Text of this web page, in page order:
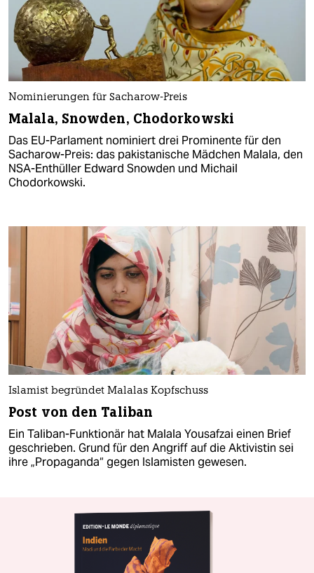
Nominierungen für Sacharow-Preis
Malala, Snowden, Chodorkowski
Das EU-Parlament nominiert drei Prominente für den
Sacharow-Preis: das pakistanische Mädchen Malala, den
NSA-Enthüller Edward Snowden und Michail
Chodorkowski.
Islamist begründet Malalas Kopfschuss
Post von den Taliban
Ein Taliban-Funktionär hat Malala Yousafzai einen Brief
geschrieben. Grund für den Angriff auf die Aktivistin sei
ihre „Propaganda“ gegen Islamisten gewesen.